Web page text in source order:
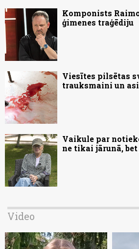
Komponists
ģimenes traģēdiju
Viesītes pilsētas
trauksmaini un
Vaikule par
ne tikai jārunā,
Video